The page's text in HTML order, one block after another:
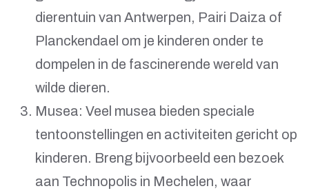
dierentuin van Antwerpen, Pairi Daiza of
Planckendael om je kinderen onder te
dompelen in de fascinerende wereld van
wilde dieren.
Musea: Veel musea bieden speciale
tentoonstellingen en activiteiten gericht op
kinderen. Breng bijvoorbeeld een bezoek
aan Technopolis in Mechelen, waar